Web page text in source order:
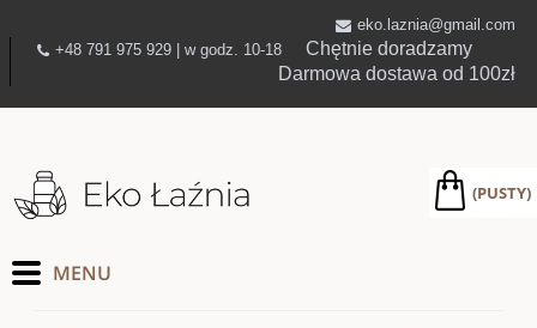
eko.laznia@gmail.com
+48 791 975 929 | w godz. 10-18 Chętnie doradzamy
Darmowa dostawa od 100zł
(PUSTY)